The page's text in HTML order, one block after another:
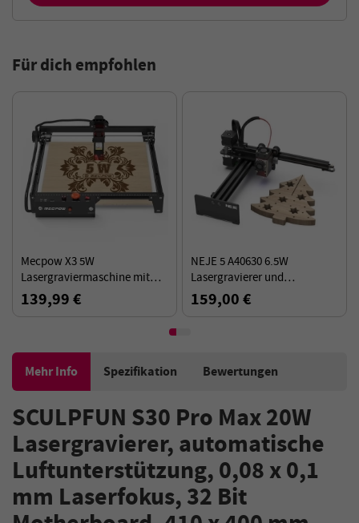
Für dich empfohlen
Mecpow X3 5W
Lasergraviermaschine mit
Sicherheitssperre, Not-Aus,
Flammenerkennung,
139,99 €
NEJE 5 A40630 6.5W
Lasergravierer und
Schneidegerät, 170*180mm
Arbeitsbereich, Vollmetall
159,00 €
Mehr Info Spezifikation Bewertungen
SCULPFUN S30 Pro Max 20W
Lasergravierer, automatische
Luftunterstützung,0,08 x 0,1
mm Laserfokus, 32 Bit